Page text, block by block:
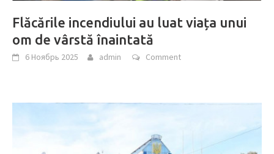
Flăcările incendiului au luat viața unui
om de vârstă înaintată
6 Ноябрь 2025 admin Comment